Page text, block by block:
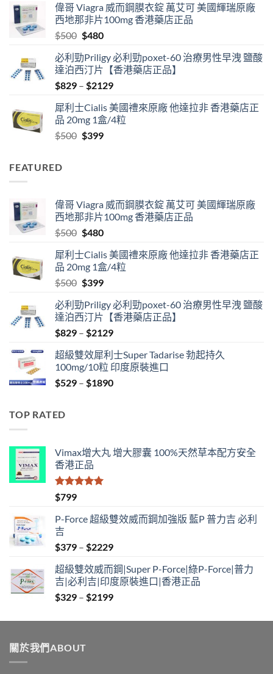
$529
through
偉哥 Viagra 威而鋼膜衣錠 萬艾可 美國輝瑞原廠
西地那非片100mg 香港藥店正品
$500 Original
was:
$500.
$480Current
is:
$480.
必利勁Priligy 必利勁poxet-60 治療男性早洩 鹽酸
達泊西汀片【香港藥店正品】
$829 – $2129Price
$829
through
犀利士Cialis 美國禮來原廠 他達拉非 香港藥店正
品 20mg 1盒/4粒
$500 Original
$399Current
FEATURED
偉哥 Viagra 威而鋼膜衣錠 萬艾可 美國輝瑞原廠
西地那非片100mg 香港藥店正品
$500 Original
was:
$500.
$480Current
is:
$480.
犀利士Cialis 美國禮來原廠 他達拉非 香港藥店正
品 20mg 1盒/4粒
$500 Original
was:
$500.
$399Current
is:
$399.
必利勁Priligy 必利勁poxet-60 治療男性早洩 鹽酸
達泊西汀片【香港藥店正品】
$829 – $2129Price
$829
through
$2129
超級雙效犀利士Super Tadarise 勃起持久
100mg/10粒 印度原裝進口
$529 – $1890Price
TOP RATED
Vimax增大丸 增大膠囊 100%天然草本配方安全
香港正品
評分
滿分 5
$799
P-Force 超級雙效威而鋼加強版 藍P 普力吉 必利
吉
$379 – $2229Price
$379
through
$2229
超級雙效威而鋼|Super P-Force|綠P-Force|普力
吉|必利吉|印度原裝進口|香港正品
$329 – $2199Price
$329
關於我們ABOUT